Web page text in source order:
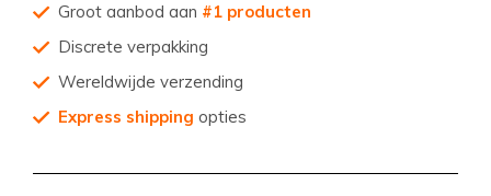
Groot aanbod aan #1 producten
Discrete verpakking
Wereldwijde verzending
Express shipping opties